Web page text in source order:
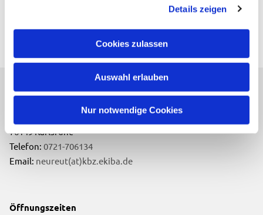
Details zeigen
Cookies zulassen
Auswahl erlauben
Nur notwendige Cookies
Neureuter Hauptstraße 260
76149 Karlsruhe
Telefon: 0721-706134
Email: neureut(at)kbz.ekiba.de
Öffnungszeiten